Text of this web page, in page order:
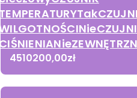
4510200,00zł